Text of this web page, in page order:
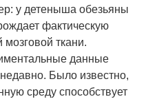
у детеныша обезьяны
фактическую
ткани.
данные
Было известно,
среду способствует